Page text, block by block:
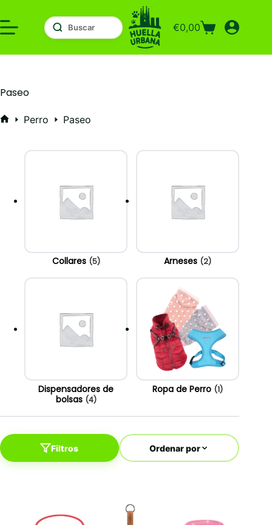
al
contenido
Carro
compra
€0,00
Paseo
Perro Paseo
Collares (5) Arneses (2)
Dispensadores de
bolsas (4)
Ropa de Perro (1)
Filtros Ordenar por